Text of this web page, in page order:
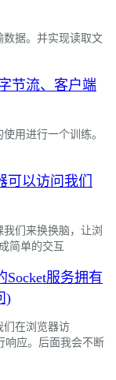
据。并实现读取文
节流、客户端
用进行一个训练。
可以访问我们
们来换换脑，让浏
简单的交互
Socket服务拥有
)
们在浏览器访
响应。后面我会不断